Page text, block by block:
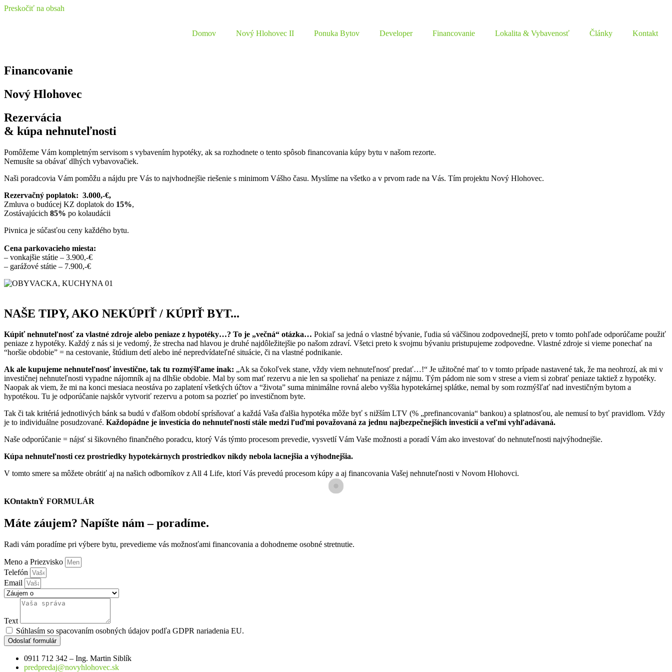
Preskočiť na obsah
Domov Nový Hlohovec II Ponuka Bytov Developer Financovanie Lokalita & Vybavenosť Články Kontakt
Financovanie
Nový Hlohovec
Rezervácia
& kúpa nehnuteľnosti
Pomôžeme Vám kompletným servisom s vybavením hypotéky, ak sa rozhodnete o tento spôsob financovania kúpy bytu v našom rezorte.
Nemusíte sa obávať dlhých vybavovačiek.
Naši poradcovia Vám pomôžu a nájdu pre Vás to najvhodnejšie riešenie s minimom Vášho času. Myslíme na všetko a v prvom rade na Vás. Tím projektu Nový Hlohovec.
Rezervačný poplatok: 3.000,-€,
Zmluva o budúcej KZ doplatok do 15%,
Zostávajúcich 85% po kolaudácii
Pivnica je súčasťou ceny každého bytu.
Cena parkovacieho miesta:
– vonkajšie státie – 3.900,-€
– garážové státie – 7.900,-€
NAŠE TIPY, AKO NEKÚPIŤ / KÚPIŤ BYT...
Kúpiť nehnuteľnosť za vlastné zdroje alebo peniaze z hypotéky…? To je „večná“ otázka… Pokiaľ sa jedná o vlastné bývanie, ľudia sú väčšinou zodpovednejší, preto v tomto pohľade odporúčame použiť
peniaze z hypotéky. Každý z nás si je vedomý, že strecha nad hlavou je druhé najdôležitejšie po našom zdraví. Všetci preto k svojmu bývaniu pristupujeme zodpovedne. Vlastné zdroje si vieme ponechať na
“horšie obdobie” = na cestovanie, štúdium detí alebo iné nepredvídateľné situácie, či na vlastné podnikanie.
Ak ale kupujeme nehnuteľnosť investične, tak tu rozmýšľame inak: „Ak sa čokoľvek stane, vždy viem nehnuteľnosť predať…!“ Je užitočné mať to v tomto prípade nastavené tak, že ma neohrozí, ak mi v
investičnej nehnuteľnosti vypadne nájomník aj na dlhšie obdobie. Mal by som mať rezervu a nie len sa spoliehať na peniaze z nájmu. Tým pádom nie som v strese a viem si zobrať peniaze taktiež z hypotéky.
Naopak ak viem, že mi na konci mesiaca neostáva po zaplatení všetkých účtov a “života” suma minimálne rovná alebo vyššia hypotekárnej splátke, nemal by som rozmýšľať nad investičným bytom a
hypotékou. Tu je odporúčanie najskôr vytvoriť rezervu a potom sa pozrieť po investičnom byte.
Tak či tak kritériá jednotlivých bánk sa budú v ďalšom období sprísňovať a každá Vaša ďalšia hypotéka môže byť s nižším LTV (% „prefinancovania“ bankou) a splatnosťou, ale nemusí to byť pravidlom. Vždy
je to individuálne posudzované. Každopádne je investícia do nehnuteľností stále medzi ľuďmi považovaná za jednu najbezpečnejších investícií a veľmi vyhľadávaná.
Naše odporúčanie = nájsť si šikovného finančného poradcu, ktorý Vás týmto procesom prevedie, vysvetlí Vám Vaše možnosti a poradí Vám ako investovať do nehnuteľnosti najvýhodnejšie.
Kúpa nehnuteľnosti cez prostriedky hypotekárnych prostriedkov nikdy nebola lacnejšia a výhodnejšia.
V tomto smere sa môžete obrátiť aj na našich odborníkov z All 4 Life, ktorí Vás prevedú procesom kúpy a aj financovania Vašej nehnuteľnosti v Novom Hlohovci.
KOntaktnÝ FORMULÁR
Máte záujem? Napíšte nám – poradíme.
Radi vám poradíme pri výbere bytu, prevedieme vás možnosťami financovania a dohodneme osobné stretnutie.
Meno a Priezvisko
Telefón
Email
Text
Súhlasím so spacovaním osobných údajov podľa GDPR nariadenia EU.
Odoslať formulár
0911 712 342 – Ing. Martin Siblík
predpredaj@novyhlohovec.sk